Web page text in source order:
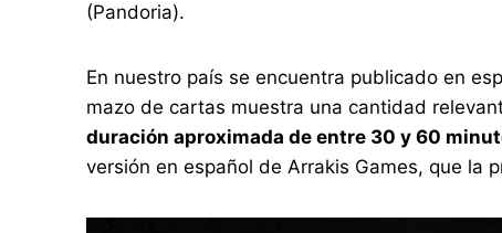
(Pandoria).
En nuestro país se encuentra publicado en
mazo de cartas muestra una cantidad
duración aproximada de entre 30 y 60
versión en español de Arrakis Games, que la